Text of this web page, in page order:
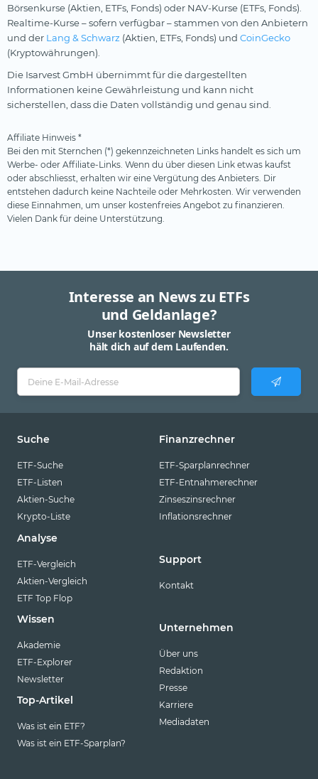
Börsenkurse (Aktien, ETFs, Fonds) oder NAV-Kurse (ETFs, Fonds).
Realtime-Kurse – sofern verfügbar – stammen von den Anbietern
und der Lang & Schwarz (Aktien, ETFs, Fonds) und CoinGecko
(Kryptowährungen).
Die Isarvest GmbH übernimmt für die dargestellten
Informationen keine Gewährleistung und kann nicht
sicherstellen, dass die Daten vollständig und genau sind.
Affiliate Hinweis *
Bei den mit Sternchen (*) gekennzeichneten Links handelt es sich um
Werbe- oder Affiliate-Links. Wenn du über diesen Link etwas kaufst
oder abschliesst, erhalten wir eine Vergütung des Anbieters. Dir
entstehen dadurch keine Nachteile oder Mehrkosten. Wir verwenden
diese Einnahmen, um unser kostenfreies Angebot zu finanzieren.
Vielen Dank für deine Unterstützung.
Interesse an News zu ETFs
und Geldanlage?
Unser kostenloser Newsletter
hält dich auf dem Laufenden.
Suche
ETF-Suche
ETF-Listen
Aktien-Suche
Krypto-Liste
Analyse
ETF-Vergleich
Aktien-Vergleich
ETF Top Flop
Wissen
Akademie
ETF-Explorer
Newsletter
Top-Artikel
Was ist ein ETF?
Was ist ein ETF-Sparplan?
Finanzrechner
ETF-Sparplanrechner
ETF-Entnahmerechner
Zinseszinsrechner
Inflationsrechner
Support
Kontakt
Unternehmen
Über uns
Redaktion
Presse
Karriere
Mediadaten